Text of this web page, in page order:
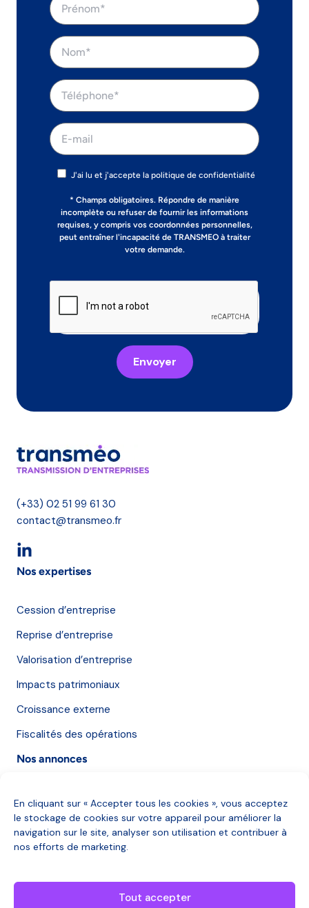
En cliquant sur « Accepter tous les cookies », vous acceptez
le stockage de cookies sur votre appareil pour améliorer la
navigation sur le site, analyser son utilisation et contribuer à
nos efforts de marketing.
Tout accepter
J'ai lu et j'accepte la politique de confidentialité
* Champs obligatoires. Répondre de manière
incomplète ou refuser de fournir les informations
requises, y compris vos coordonnées personnelles,
peut entraîner l'incapacité de TRANSMEO à traiter
votre demande.
Envoyer
(+33) 02 51 99 61 30
contact@transmeo.fr
Nos expertises
Cession d’entreprise
Reprise d’entreprise
Valorisation d’entreprise
Impacts patrimoniaux
Croissance externe
Fiscalités des opérations
Nos annonces
Nos annonces
Qui sommes-nous ?
Des questions ?